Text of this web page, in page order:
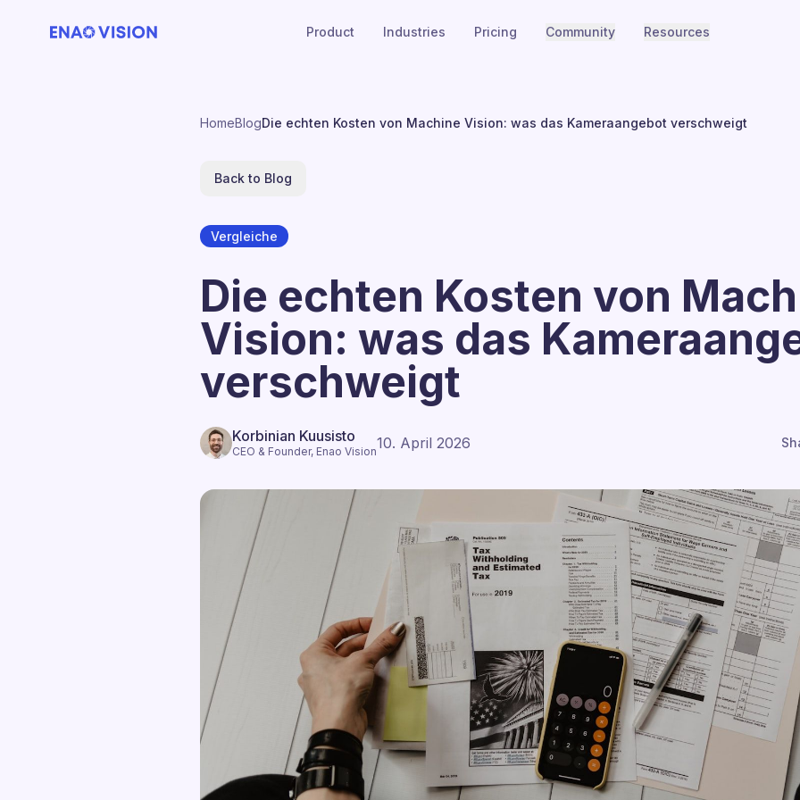
Product Industries Pricing Community Resources
HomeBlogDie echten Kosten von Machine Vision: was das Kameraangebot verschweigt
Back to Blog
Vergleiche
Die echten Kosten von
Vision: was das
verschweigt
Korbinian Kuusisto
CEO & Founder, Enao Vision10. April 2026